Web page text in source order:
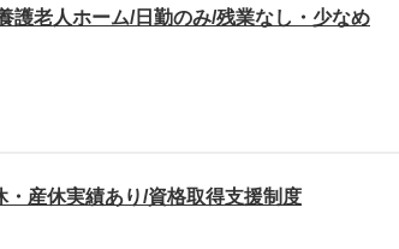
護老人ホーム/日勤のみ/残業なし・少なめ
産休実績あり/資格取得支援制度